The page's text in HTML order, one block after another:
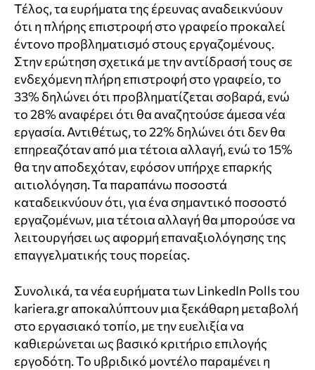
Τέλος, τα ευρήματα της έρευνας αναδεικνύουν
ότι η πλήρης επιστροφή στο γραφείο προκαλεί
έντονο προβληματισμό στους εργαζομένους.
Στην ερώτηση σχετικά με την αντίδρασή τους σε
ενδεχόμενη πλήρη επιστροφή στο γραφείο, το
33% δηλώνει ότι προβληματίζεται σοβαρά, ενώ
το 28% αναφέρει ότι θα αναζητούσε άμεσα νέα
εργασία. Αντιθέτως, το 22% δηλώνει ότι δεν θα
επηρεαζόταν από μια τέτοια αλλαγή, ενώ το 15%
θα την αποδεχόταν, εφόσον υπήρχε επαρκής
αιτιολόγηση. Τα παραπάνω ποσοστά
καταδεικνύουν ότι, για ένα σημαντικό ποσοστό
εργαζομένων, μια τέτοια αλλαγή θα μπορούσε να
λειτουργήσει ως αφορμή επαναξιολόγησης της
επαγγελματικής τους πορείας.
Συνολικά, τα νέα ευρήματα των LinkedIn Polls του
kariera.gr αποκαλύπτουν μια ξεκάθαρη μεταβολή
στο εργασιακό τοπίο, με την ευελιξία να
καθιερώνεται ως βασικό κριτήριο επιλογής
εργοδότη. Το υβριδικό μοντέλο παραμένει η